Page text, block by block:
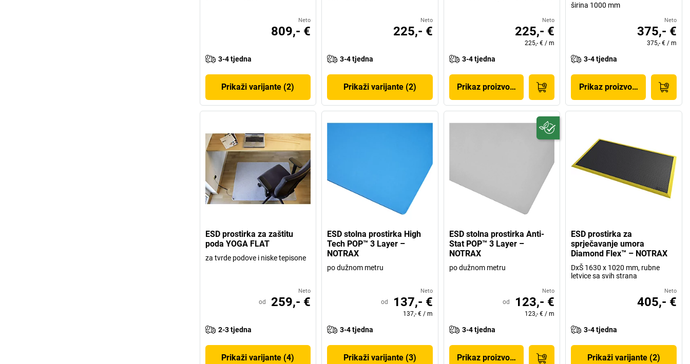
Neto
809,- €
3-4 tjedna
Prikaži varijante (2)
Neto
225,- €
3-4 tjedna
Prikaži varijante (2)
Neto
225,- €
225,- € /m
3-4 tjedna
Prikaz proizvoda
širina 1000 mm
Neto
375,- €
375,- € / m
3-4 tjedna
Prikaz proizvoda
ESD prostirka za zaštitu
poda YOGA FLAT
za tvrde podove i niske tepisone
Neto
od 259,- €
2-3 tjedna
Prikaži varijante (4)
ESD stolna prostirka High
Tech POP™ 3 Layer –
NOTRAX
po dužnom metru
Neto
od 137,- €
137,- € / m
3-4 tjedna
Prikaži varijante (3)
ESD stolna prostirka Anti-
Stat POP™ 3 Layer –
NOTRAX
po dužnom metru
Neto
od 123,- €
123,- € /m
3-4 tjedna
Prikaz proizvoda
ESD prostirka za
sprječavanje umora
Diamond Flex™ – NOTRAX
DxŠ 1630 x 1020 mm, rubne
letvice sa svih strana
Neto
405,- €
3-4 tjedna
Prikaži varijante (2)